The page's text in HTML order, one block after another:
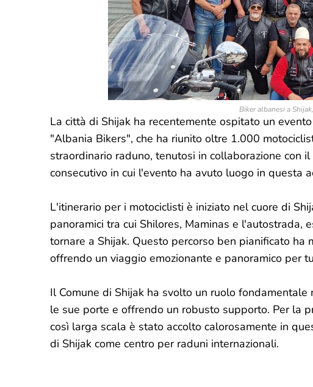
Biker albanesi a
La città di Shijak ha recentemente ospitato un
"Albania Bikers", che ha riunito oltre 1.000
straordinario raduno, tenutosi in collaborazione con
consecutivo in cui l'evento ha avuto luogo in questa
L'itinerario per i motociclisti è iniziato nel cuore di
panoramici tra cui Shilores, Maminas e
tornare a Shijak. Questo percorso ben pianificato
offrendo un viaggio emozionante e panoramico per
Il Comune di Shijak ha svolto un ruolo
le sue porte e offrendo un robusto supporto. Per la
così larga scala è stato accolto calorosamente in
di Shijak come centro per raduni internazionali.